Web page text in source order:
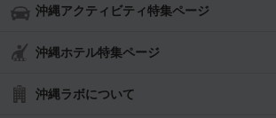
沖縄アクティビティ特集ページ
沖縄ホテル特集ページ
沖縄ラボについて